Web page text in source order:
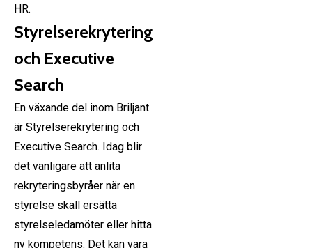
HR.
Styrelserekrytering
och Executive
Search
En växande del inom Briljant
är Styrelserekrytering och
Executive Search. Idag blir
det vanligare att anlita
rekryteringsbyråer när en
styrelse skall ersätta
styrelseledamöter eller hitta
ny kompetens. Det kan vara